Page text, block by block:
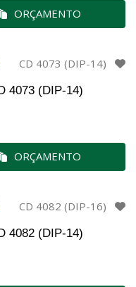
ORÇAMENTO
4073 (DIP-14)
ORÇAMENTO
4082 (DIP-14)